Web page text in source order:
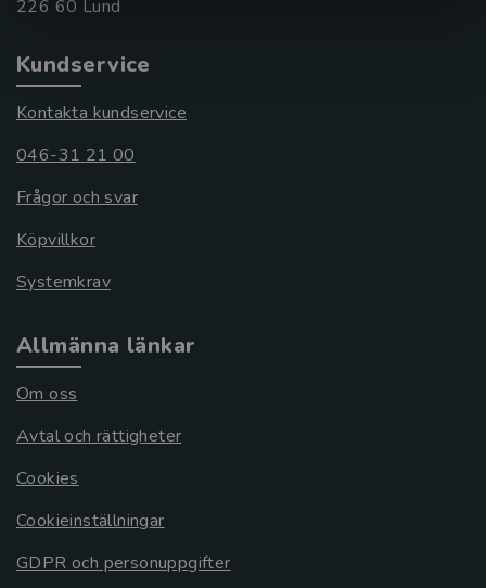
Kundservice
Kontakta kundservice
046-31 21 00
Frågor och svar
Köpvillkor
Systemkrav
Allmänna länkar
Om oss
Avtal och rättigheter
Cookies
Cookieinställningar
GDPR och personuppgifter